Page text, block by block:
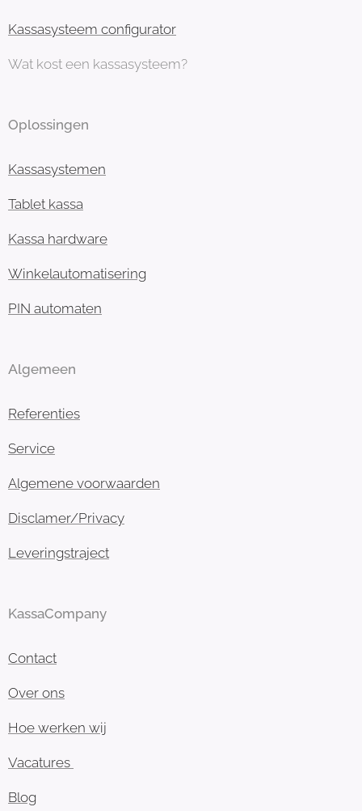
Kassasysteem configurator
Wat kost een kassasysteem?
Oplossingen
Kassasystemen
Tablet kassa
Kassa hardware
Winkelautomatisering
PIN automaten
Algemeen
Referenties
Service
Algemene voorwaarden
Disclamer/Privacy
Leveringstraject
KassaCompany
Contact
Over ons
Hoe werken wij
Vacatures
Blog